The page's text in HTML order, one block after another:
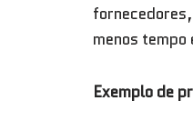
menos
Exemplo de